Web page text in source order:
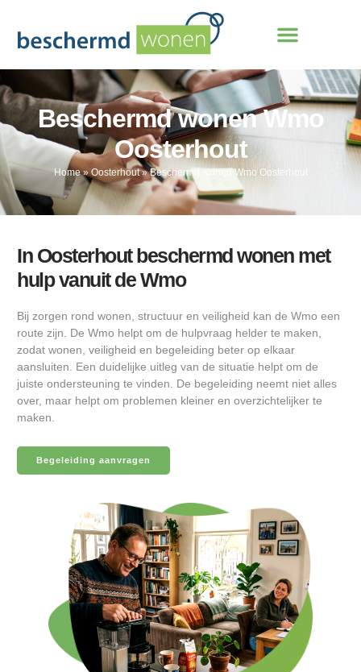
Beschermd wonen Wmo
Oosterhout
Home»Oosterhout»Beschermd wonen Wmo Oosterhout
In Oosterhout beschermd wonen met
hulp vanuit de Wmo
Bij zorgen rond wonen, structuur en veiligheid kan de Wmo een
route zijn. De Wmo helpt om de hulpvraag helder te maken,
zodat wonen, veiligheid en begeleiding beter op elkaar
aansluiten. Een duidelijke uitleg van de situatie helpt om de
juiste ondersteuning te vinden. De begeleiding neemt niet alles
over, maar helpt om problemen kleiner en overzichtelijker te
maken.
Begeleiding aanvragen